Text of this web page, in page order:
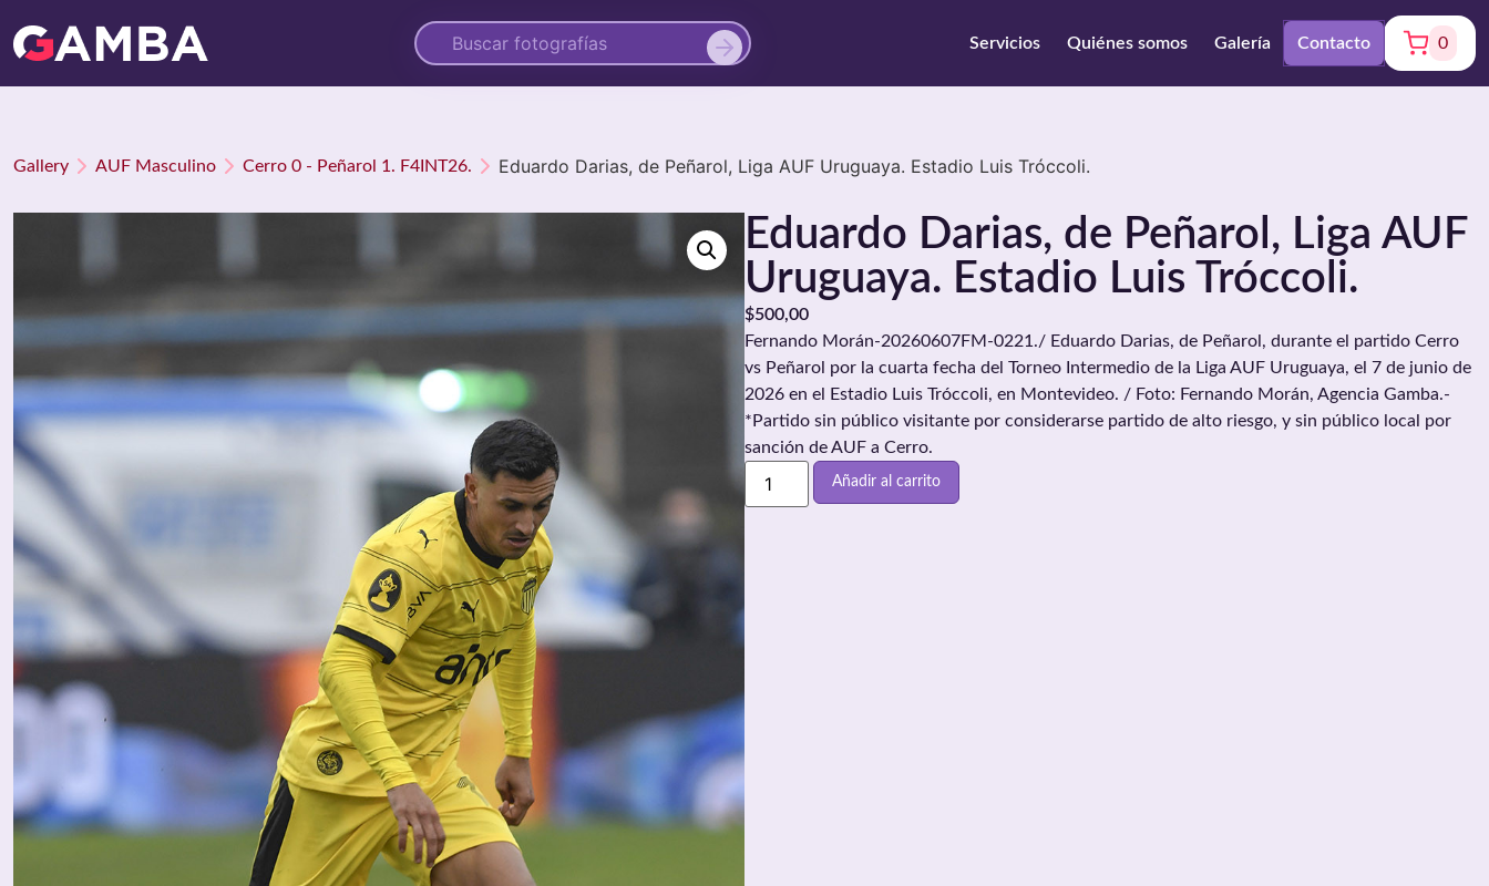
Servicios Quiénes somos Galería Contacto 0
Gallery AUF Masculino Cerro 0 - Peñarol 1. F4INT26. Eduardo Darias, de Peñarol, Liga AUF Uruguaya. Estadio Luis Tróccoli.
Eduardo Darias, de Peñarol, Liga AUF
Uruguaya. Estadio Luis Tróccoli.
$500,00
Fernando Morán-20260607FM-0221./ Eduardo Darias, de Peñarol, durante el partido Cerro
vs Peñarol por la cuarta fecha del Torneo Intermedio de la Liga AUF Uruguaya, el 7 de junio de
2026 en el Estadio Luis Tróccoli, en Montevideo. / Foto: Fernando Morán, Agencia Gamba.-
*Partido sin público visitante por considerarse partido de alto riesgo, y sin público local por
sanción de AUF a Cerro.
Añadir al carrito